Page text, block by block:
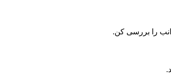
را بررسی کن.